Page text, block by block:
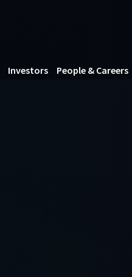
Investors People & Careers